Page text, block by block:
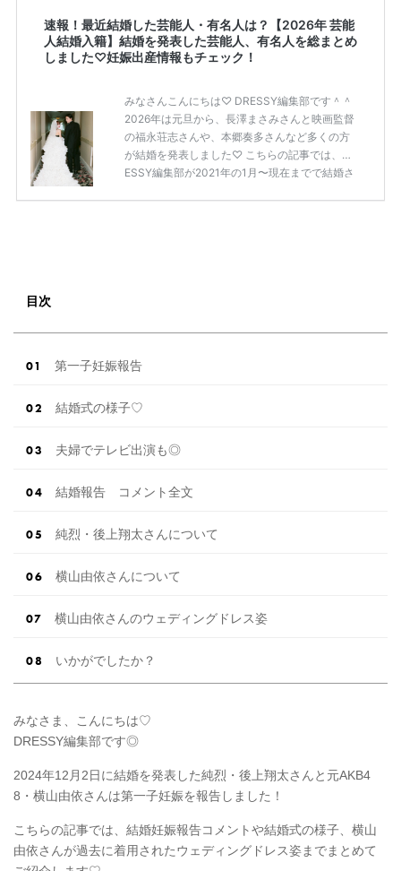
ンの 人気投票に参加しました。 こちらの記事で
は集計結果をリアルなランキングにまとめてい
ます。 (※2025年8月の調査結果です) ​​ ドレスの
の女性がドレスにこ […]続きを読む
速報！最近結婚した芸能人・有名人は？【2026年 芸能
人結婚入籍】結婚を発表した芸能人、有名人を総まとめ
しました♡妊娠出産情報もチェック！
みなさんこんにちは♡ DRESSY編集部です＾＾
2026年は元旦から、長澤まさみさんと映画監督
の福永荘志さんや、本郷奏多さんなど多くの方
が結婚を発表しました♡ こちらの記事では、DR
ESSY編集部が2021年の1月〜現在までで結婚さ
目次
第一子妊娠報告
結婚式の様子♡
夫婦でテレビ出演も◎
結婚報告 コメント全文
純烈・後上翔太さんについて
横山由依さんについて
横山由依さんのウェディングドレス姿
いかがでしたか？
みなさま、こんにちは♡
DRESSY編集部です◎
2024年12月2日に結婚を発表した純烈・後上翔太さんと元AKB4
8・横山由依さんは第一子妊娠を報告しました！
こちらの記事では、結婚妊娠報告コメントや結婚式の様子、横山
由依さんが過去に着用されたウェディングドレス姿までまとめて